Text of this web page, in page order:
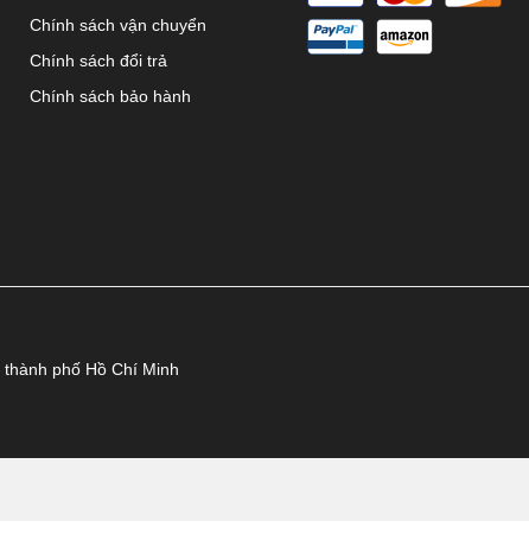
Chính sách vận chuyển
Chính sách đổi trả
Chính sách bảo hành
phố Hồ Chí Minh